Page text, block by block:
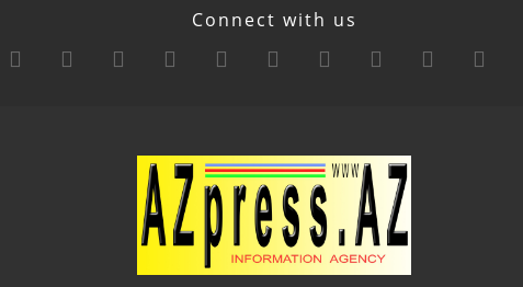
Connect with us